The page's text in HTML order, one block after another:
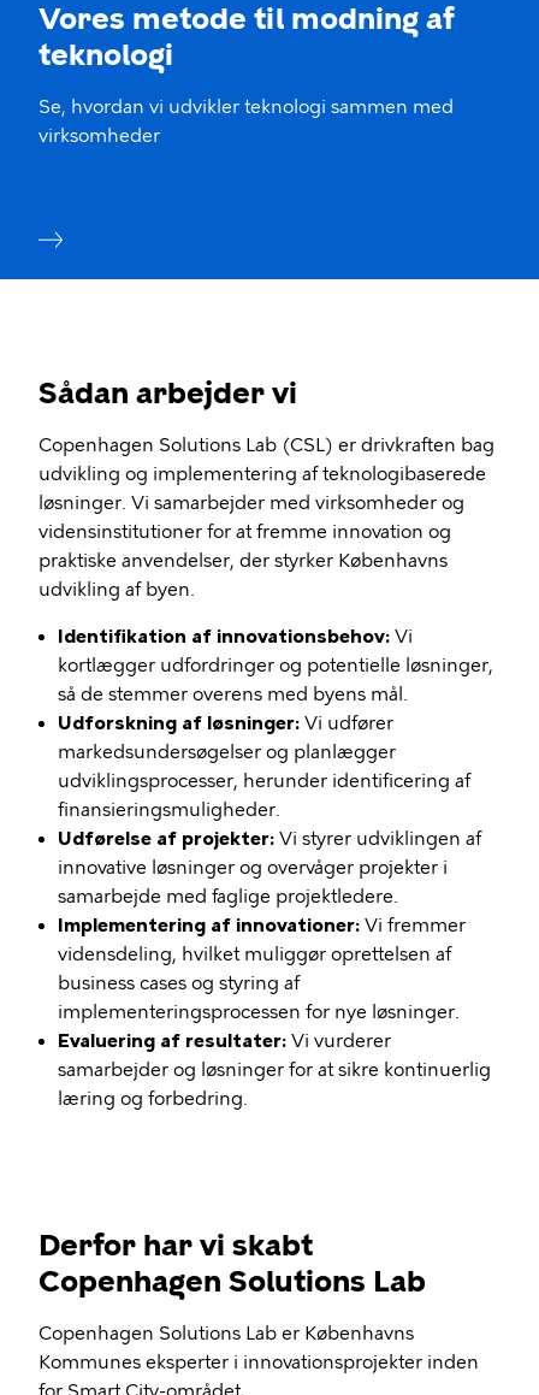
Vores metode til modning af
teknologi
Se, hvordan vi udvikler teknologi sammen med
virksomheder
Sådan arbejder vi
Copenhagen Solutions Lab (CSL) er drivkraften bag
udvikling og implementering af teknologibaserede
løsninger. Vi samarbejder med virksomheder og
vidensinstitutioner for at fremme innovation og
praktiske anvendelser, der styrker Københavns
udvikling af byen.
Identifikation af innovationsbehov: Vi
kortlægger udfordringer og potentielle løsninger,
så de stemmer overens med byens mål.
Udforskning af løsninger: Vi udfører
markedsundersøgelser og planlægger
udviklingsprocesser, herunder identificering af
finansieringsmuligheder.
Udførelse af projekter: Vi styrer udviklingen af
innovative løsninger og overvåger projekter i
samarbejde med faglige projektledere.
Implementering af innovationer: Vi fremmer
vidensdeling, hvilket muliggør oprettelsen af
business cases og styring af
implementeringsprocessen for nye løsninger.
Evaluering af resultater: Vi vurderer
samarbejder og løsninger for at sikre kontinuerlig
læring og forbedring.
Derfor har vi skabt
Copenhagen Solutions Lab
Copenhagen Solutions Lab er Københavns
Kommunes eksperter i innovationsprojekter inden